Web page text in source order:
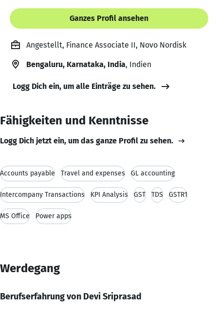
Ganzes Profil ansehen
Angestellt, Finance Associate II, Novo Nordisk
Bengaluru, Karnataka, India, Indien
Logg Dich ein, um alle Einträge zu sehen.
Fähigkeiten und Kenntnisse
Logg Dich jetzt ein, um das ganze Profil zu sehen.
Accounts payable Travel and expenses GL accounting
Intercompany Transactions KPI Analysis GST TDS GSTR1
MS Office Power apps
Werdegang
Berufserfahrung von Devi Sriprasad